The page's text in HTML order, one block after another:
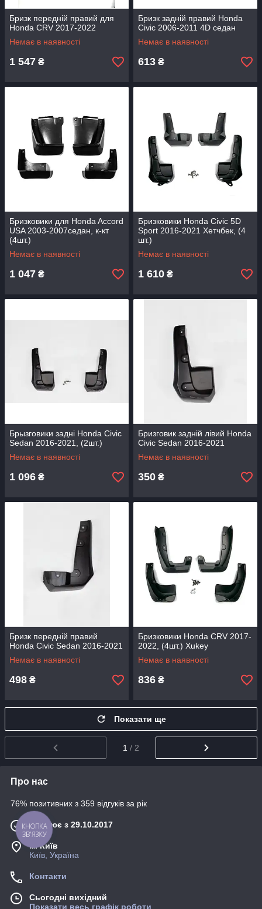
Бризк передній правий для
Honda CRV 2017-2022
Немає в наявності
1 547 ₴
Бризк задній правий Honda
Civic 2006-2011 4D седан
Немає в наявності
613 ₴
Бризковики для Honda Accord
USA 2003-2007седан, к-кт
(4шт.)
Немає в наявності
1 047 ₴
Бризковики Honda Civic 5D
Sport 2016-2021 Хетчбек, (4
шт.)
Немає в наявності
1 610 ₴
Брызговики задні Honda Civic
Sedan 2016-2021, (2шт.)
Немає в наявності
1 096 ₴
Бризговик задній лівий Honda
Civic Sedan 2016-2021
Немає в наявності
350 ₴
Бризк передній правий
Honda Civic Sedan 2016-2021
Немає в наявності
498 ₴
Бризковики Honda CRV 2017-
2022, (4шт.) Xukey
Немає в наявності
836 ₴
Показати ще
1 / 2
Про нас
76% позитивних з 359 відгуків за рік
Працює з 29.10.2017
м. Київ
Київ, Україна
Контакти
Сьогодні вихідний
Показати весь графік роботи
КНОПКА
ЗВ'ЯЗКУ